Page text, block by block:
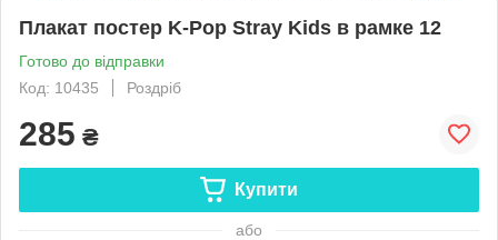
Плакат постер K-Pop Stray Kids в рамке 12
Готово до відправки
Код: 10435
Роздріб
285 ₴
Купити
або